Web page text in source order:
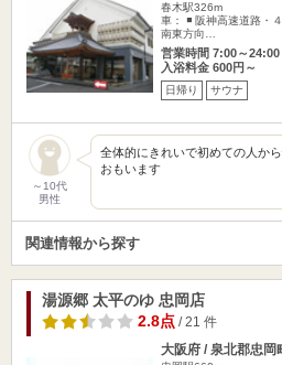
春木駅326m
車： ◾️ 阪神高速道路・
南東方向…
営業時間 7:00～24:00
入浴料金 600円～
日帰り サウナ
～10代
男性
全体的にきれいで初めての人か
おもいます
関連情報から探す
湯源郷 太平のゆ 忠岡店
2.8点 / 21 件
大阪府 / 泉北郡忠岡